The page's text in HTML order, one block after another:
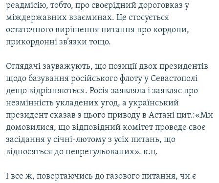
реадмісію, тобто, про своєрідний дороговказ у
міждержавних взаєминах. Це стосується
остаточного вирішення питання про кордони,
прикордонні зв’язки тощо.
Оглядачі зауважують, що позиції двох президентів
щодо базування російського флоту у Севастополі
дещо відрізняються. Росія заявляла і заявляє про
незмінність укладених угод, а український
президент сказав з цього приводу в Астані цит.:«Ми
домовилися, що відповідний комітет проведе своє
засідання у січні-лютому з усіх питань, що
відносяться до неврегульованих». к.ц.
І все ж, повертаючись до газового питання, чи є